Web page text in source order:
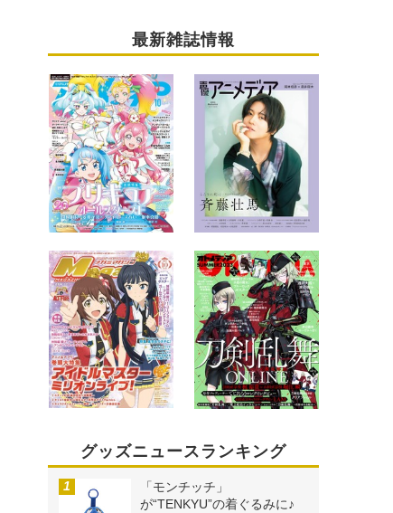
最新雑誌情報
グッズニュースランキング
「モンチッチ」
が“TENKYU”の着ぐるみに♪